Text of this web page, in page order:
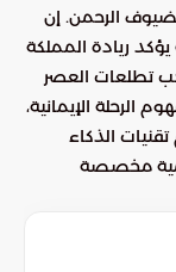
الرحمن. إن
يؤكد ريادة المملكة
تطلعات العصر
الرحلة الإيمانية،
الذكاء
مخصصة